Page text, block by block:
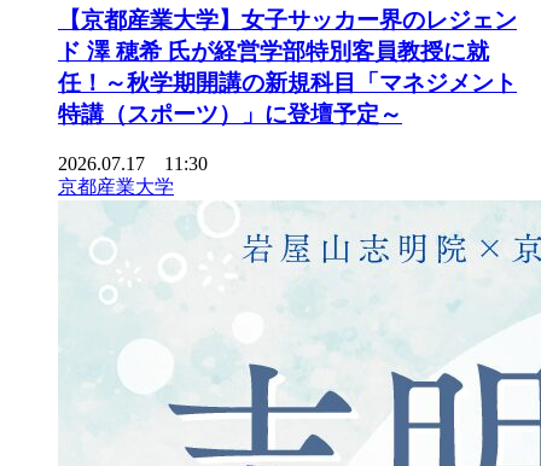
【京都産業大学】女子サッカー界のレジェン
ド 澤 穂希 氏が経営学部特別客員教授に就
任！～秋学期開講の新規科目「マネジメント
特講（スポーツ）」に登壇予定～
2026.07.17 11:30
京都産業大学